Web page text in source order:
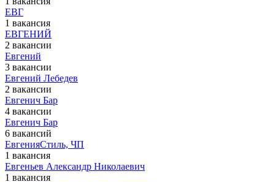
ЕВГ
1 вакансия
ЕВГЕНИЙ
2 вакансии
Евгений
3 вакансии
Евгений Лебедев
2 вакансии
Евгенич Бар
4 вакансии
Евгенич Бар
6 вакансий
ЕвгенияСтиль, ЧП
1 вакансия
Евгеньев Александр Николаевич
1 вакансия